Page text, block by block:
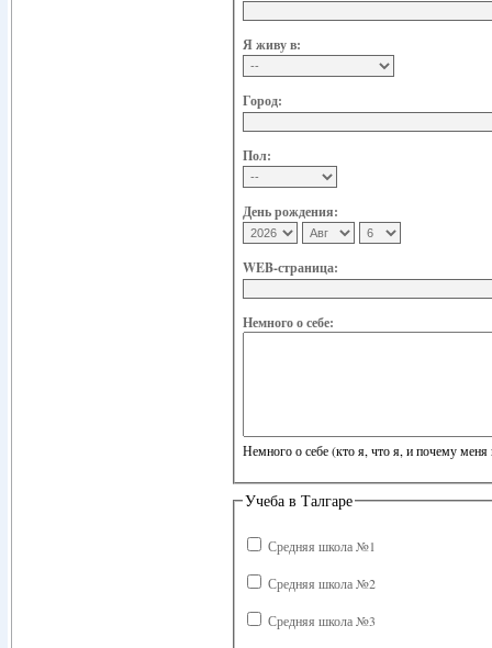
Я живу в:
Город:
Пол:
День рождения:
WEB-страница:
Немного о себе:
Немного о себе (кто я, что я, и почему
Учеба в Талгаре
Средняя школа №1
Средняя школа №2
Средняя школа №3